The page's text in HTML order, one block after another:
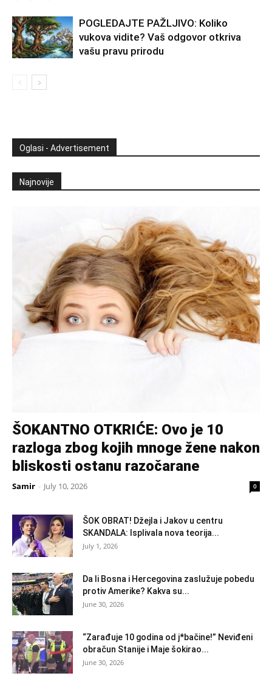
POGLEDAJTE PAŽLJIVO: Koliko
vukova vidite? Vaš odgovor otkriva
vašu pravu prirodu
Oglasi - Advertisement
Najnovije
ŠOKANTNO OTKRIĆE: Ovo je 10
razloga zbog kojih mnoge žene nakon
bliskosti ostanu razočarane
Samir - July 10, 2026 0
ŠOK OBRAT! Džejla i Jakov u centru
SKANDALA: Isplivala nova teorija...
July 1, 2026
Da li Bosna i Hercegovina zaslužuje pobedu
protiv Amerike? Kakva su...
June 30, 2026
“Zarađuje 10 godina od j*bačine!” Neviđeni
obračun Stanije i Maje šokirao...
June 30, 2026